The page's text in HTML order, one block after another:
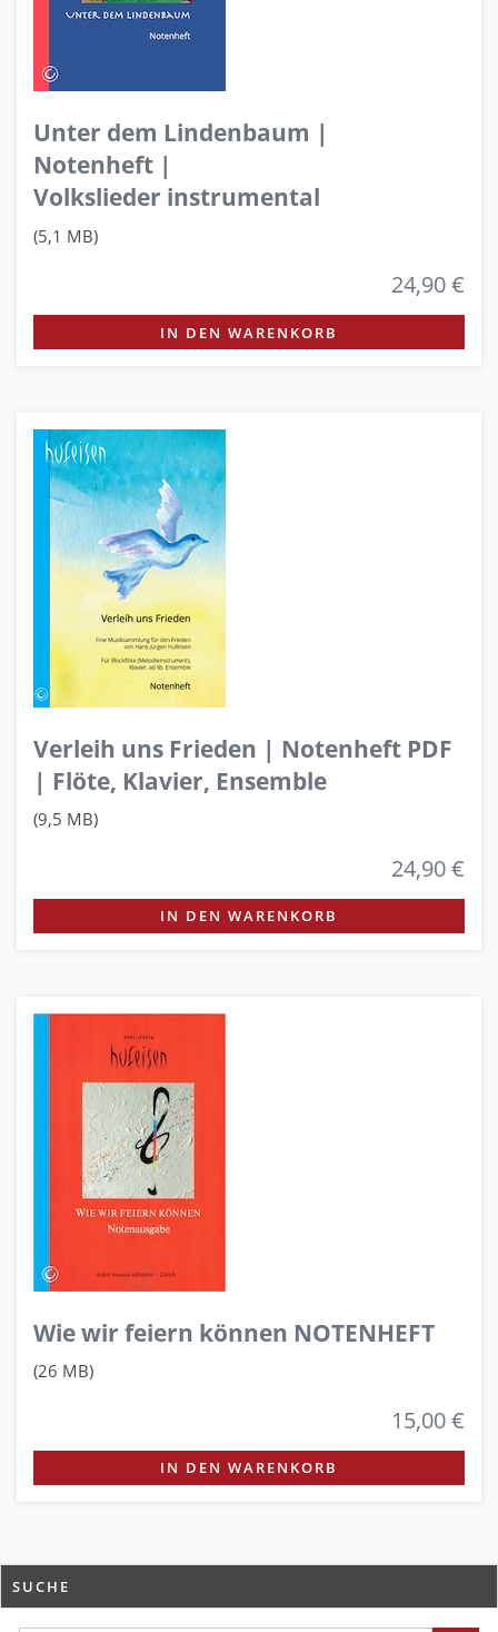
Unter dem Lindenbaum |
Notenheft |
Volkslieder instrumental
(5,1 MB)
24,90 €
IN DEN WARENKORB
Verleih uns Frieden | Notenheft PDF
| Flöte, Klavier, Ensemble
(9,5 MB)
24,90 €
IN DEN WARENKORB
Wie wir feiern können NOTENHEFT
(26 MB)
15,00 €
IN DEN WARENKORB
SUCHE